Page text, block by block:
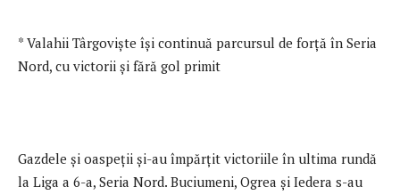
* Valahii Târgoviște își continuă parcursul de forță în Seria
Nord, cu victorii și fără gol primit
Gazdele și oaspeții și-au împărțit victoriile în ultima rundă
la Liga a 6-a, Seria Nord. Buciumeni, Ogrea și Iedera s-au